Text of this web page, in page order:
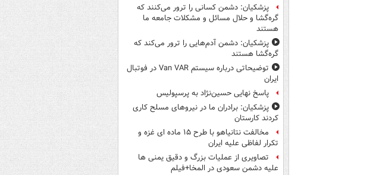
پزشکیان: دشمن کسانی را ترور می‌کنند که
گره‌گشا و حلال مسائل و مشکلات جامعه ما
هستند
پزشکیان: دشمن آدم‌هایی را ترور می‌کند که
گره‌گشا هستند
توضیحاتی درباره سیستم Van VAR در فوتبال
ایران
پاسخ نهایی حسین‌نژاد به پرسپولیس
پزشکیان: برادران ما در نیروهای مسلح کاری
کردند کارستان
مخالفت نتانیاهو با طرح ۱۵ ماده ای غزه و
تکرار لفاظی علیه ایران
تصاویری از عملیات بزرگ و دقیق یمنی ها
علیه دشمن سعودی در المخا+فیلم